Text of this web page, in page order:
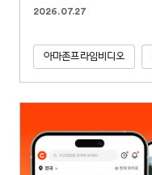
2026.07.27
아마존프라임비디오